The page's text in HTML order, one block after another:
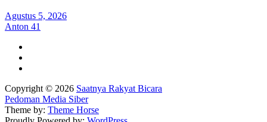
Agustus 5, 2026
Anton 41
Copyright © 2026 Saatnya Rakyat Bicara
Pedoman Media Siber
Theme by: Theme Horse